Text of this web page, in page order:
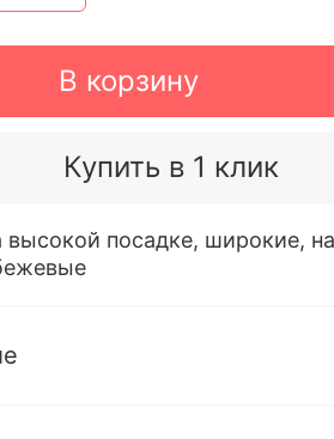
В корзину
Купить в 1 клик
посадке, широкие,